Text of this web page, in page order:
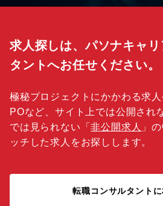
求人探しは、パソナキャ
タントへお任せください。
極秘プロジェクトにかかわる求人
POなど、サイト上では公開され
では見られない「非公開求人 」
ッチした求人をお探しします。
転職コンサルタント